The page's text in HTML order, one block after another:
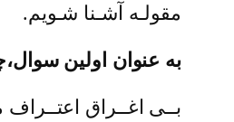
مقولـه آشـنا شـویم.
به عنوان اولین
بــی اغــراق